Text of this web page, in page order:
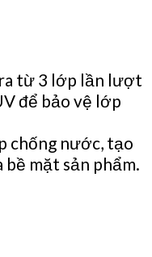
từ 3 lớp lần lượt
để bảo vệ lớp
chống nước, tạo
bề mặt sản phẩm.